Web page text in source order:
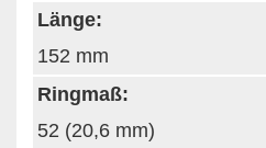
Länge:
152 mm
Ringmaß:
52 (20,6 mm)